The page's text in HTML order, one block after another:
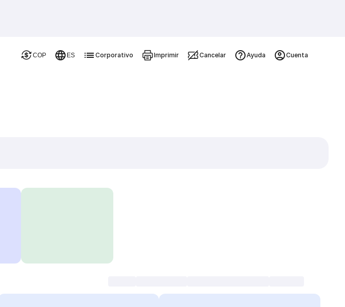
COP ES Corporativo Imprimir Cancelar Ayuda Cuenta